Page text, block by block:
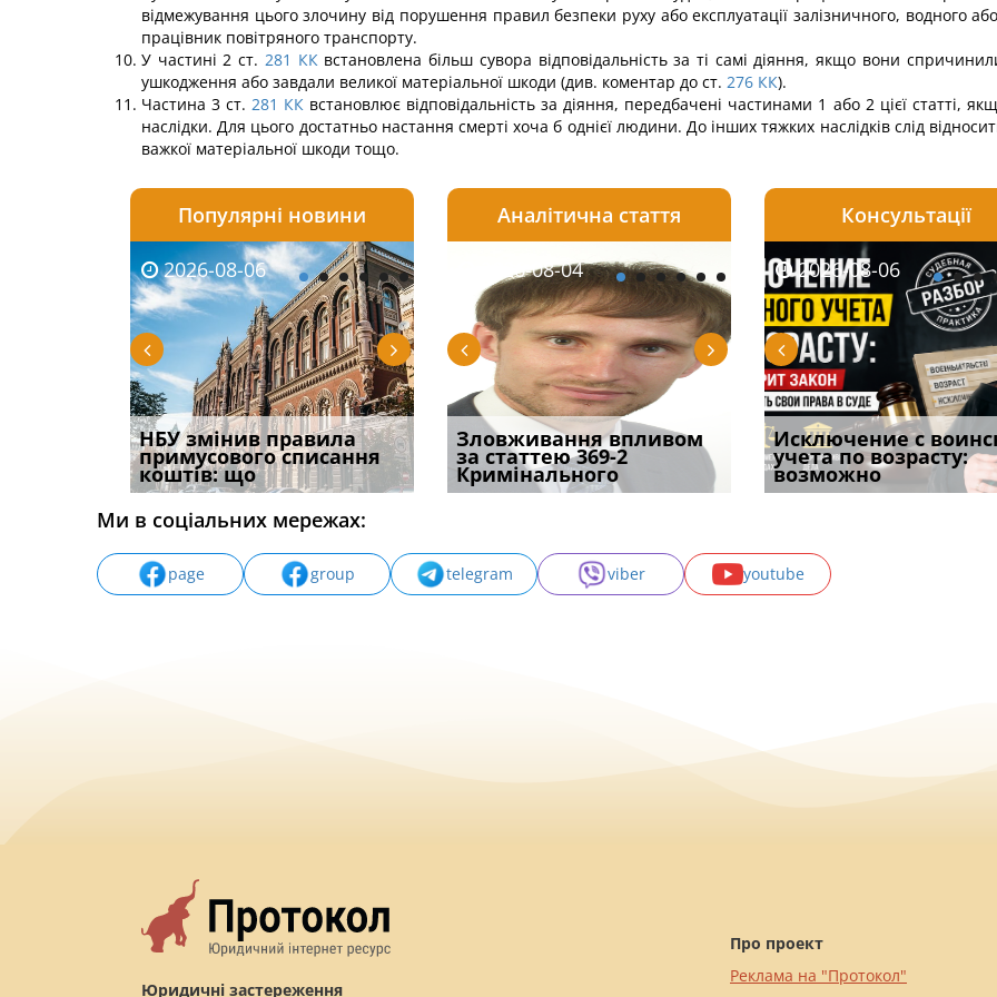
відме­жування цього злочину від порушення правил безпеки руху або експлуатації заліз­ничного, водного
працівник повітряного транспорту.
У частині 2 ст. 281 ККвстановлена більш сувора відповідальність за ті самі діяння, якщо вони
ушкодження або завдали великої матеріальної шкоди (див. коментар до ст. 276 КК).
Частина 3 ст. 281 КК встановлює відповідальність за діяння, передбачені частинами 1 або 2 цієї статті,
наслідки. Для цього достатньо настання смерті хоча б однієї людини. До інших тяжких наслідків слід
важкої матеріальної шкоди тощо.
Популярні новини
2026-08-06
НБУ змінив правила
примусового списання
коштів: що
2026-08-06
Якщо суд встановив для
відшкодування шкоди
наявніс
2026-08-06
Документи, на яких не
проставляється
апостиль: пер
Аналітична стаття
2026-08-03
Водії можуть отримати
компенсацію за
незаконні дії
2026-08-04
Зловживання впливом
за статтею 369-2
Кримінального
2026-08-04
Переоформлення
відстрочки за іншою
підставою: нов
Консультації
2026-08-05
Особливості захисту у
кримінальному
провадженні: я
2026-08-06
Исключение с
учета по возрасту:
возможно
2026-07-30
Восьмий ААС
підтвердив, що
може скас
Ми в соціальних мережах:
page group telegram viber youtube
Юридичні застереження
Про проект
Реклама на "Протокол"